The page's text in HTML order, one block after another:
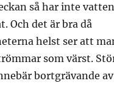
så har inte
Och det är bra då
helst ser att
som värst.
bortgrävande